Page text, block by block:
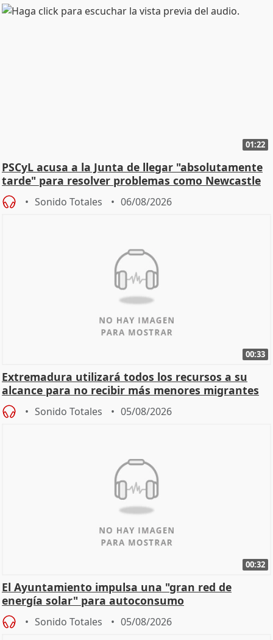
01:22
PSCyL acusa a la Junta de llegar "absolutamente
tarde" para resolver problemas como Newcastle
Sonido Totales 06/08/2026
00:33
Extremadura utilizará todos los recursos a su
alcance para no recibir más menores migrantes
Sonido Totales 05/08/2026
00:32
El Ayuntamiento impulsa una "gran red de
energía solar" para autoconsumo
Sonido Totales 05/08/2026